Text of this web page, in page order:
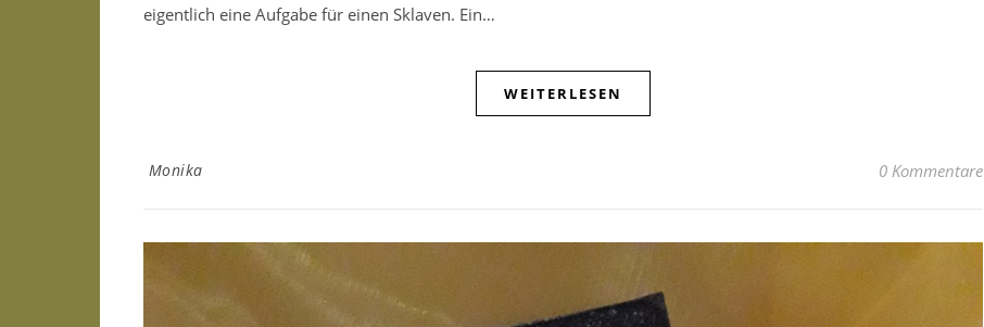
eigentlich eine Aufgabe für einen Sklaven. Ein…
WEITERLESEN
Monika 0 Kommentare